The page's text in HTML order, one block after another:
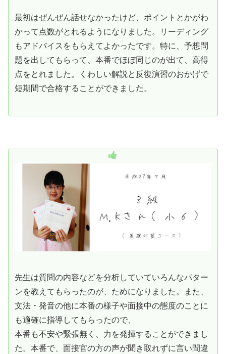
最初はぜんぜん話せなかったけど、ポイントとかがわ
かって点数がとれるようになりました。リーディング
もアドバイスをもらえてよかったです。特に、予想問
題を出してもらって、本番でほぼ同じのが出て、高得
点をとれました。くわしい解説と反復演習のおかげで
短期間で合格することができました。
先生は質問の内容などを分析していていろんなパター
ンを教えてもらったのが、ためになりました。また、
文法・発音の他に本番の様子や面接中の態度のことに
も適確に指導してもらったので、
本番も不安や緊張無く、力を発揮することができまし
た。本番で、面接官の方の声が聞き取れずに言い間違